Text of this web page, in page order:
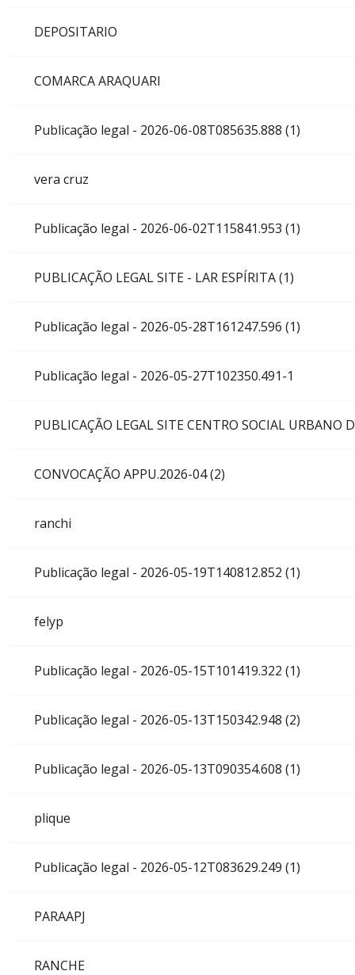
DEPOSITARIO
COMARCA ARAQUARI
Publicação legal - 2026-06-08T085635.888 (1)
vera cruz
Publicação legal - 2026-06-02T115841.953 (1)
PUBLICAÇÃO LEGAL SITE - LAR ESPÍRITA (1)
Publicação legal - 2026-05-28T161247.596 (1)
Publicação legal - 2026-05-27T102350.491-1
PUBLICAÇÃO LEGAL SITE CENTRO SOCIAL URBANO
CONVOCAÇÃO APPU.2026-04 (2)
ranchi
Publicação legal - 2026-05-19T140812.852 (1)
felyp
Publicação legal - 2026-05-15T101419.322 (1)
Publicação legal - 2026-05-13T150342.948 (2)
Publicação legal - 2026-05-13T090354.608 (1)
plique
Publicação legal - 2026-05-12T083629.249 (1)
PARAAPJ
RANCHE